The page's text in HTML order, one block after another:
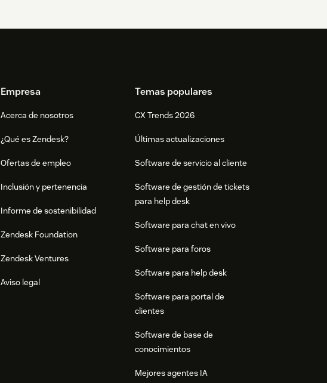
Empresa
Acerca de nosotros
¿Qué es Zendesk?
Ofertas de empleo
Inclusión y pertenencia
Informe de sostenibilidad
Zendesk Foundation
Zendesk Ventures
Aviso legal
Temas populares
CX Trends 2026
Últimas actualizaciones
Software de servicio al cliente
Software de gestión de tickets
para help desk
Software para chat en vivo
Software para foros
Software para help desk
Software para portal de
clientes
Software de base de
conocimientos
Mejores agentes IA